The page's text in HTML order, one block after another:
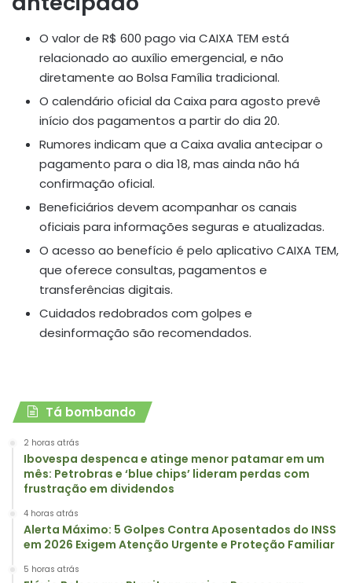
O valor de R$ 600 pago via CAIXA TEM está
relacionado ao auxílio emergencial, e não
diretamente ao Bolsa Família tradicional.
O calendário oficial da Caixa para agosto prevê
início dos pagamentos a partir do dia 20.
Rumores indicam que a Caixa avalia antecipar o
pagamento para o dia 18, mas ainda não há
confirmação oficial.
Beneficiários devem acompanhar os canais
oficiais para informações seguras e atualizadas.
O acesso ao benefício é pelo aplicativo CAIXA TEM,
que oferece consultas, pagamentos e
transferências digitais.
Cuidados redobrados com golpes e
desinformação são recomendados.
Tá bombando
2 horas atrás
Ibovespa despenca e atinge menor patamar em um
mês: Petrobras e ‘blue chips’ lideram perdas com
frustração em dividendos
4 horas atrás
Alerta Máximo: 5 Golpes Contra Aposentados do INSS
em 2026 Exigem Atenção Urgente e Proteção Familiar
5 horas atrás